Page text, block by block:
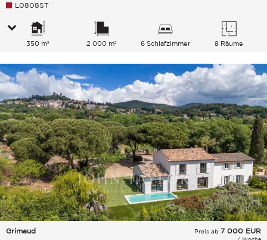
L0808ST
350 m² 2 000 m² 6 Schlafzimmer 8 Räume
Grimaud
Preis ab 7 000 EUR